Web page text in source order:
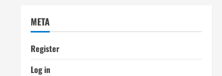
META
Register
Log in